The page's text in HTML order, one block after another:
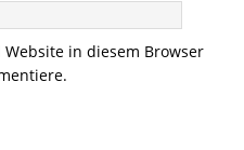
in diesem Browser